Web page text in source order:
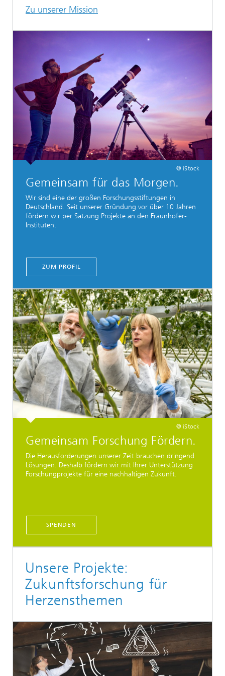
Zu unserer Mission
© iStock
Gemeinsam für das Morgen.
Wir sind eine der großen Forschungsstiftungen in
Deutschland. Seit unserer Gründung vor über 10 Jahren
fördern wir per Satzung Projekte an den Fraunhofer-
Instituten.
ZUM PROFIL
© iStock
Gemeinsam Forschung Fördern.
Die Herausforderungen unserer Zeit brauchen dringend
Lösungen. Deshalb fördern wir mit Ihrer Unterstützung
Forschungprojekte für eine nachhaltigen Zukunft.
SPENDEN
Unsere Projekte:
Zukunftsforschung für
Herzensthemen